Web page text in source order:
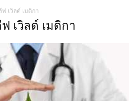
ฟ เวิลด์ เมดิกา
เวิลด์ เมดิกา